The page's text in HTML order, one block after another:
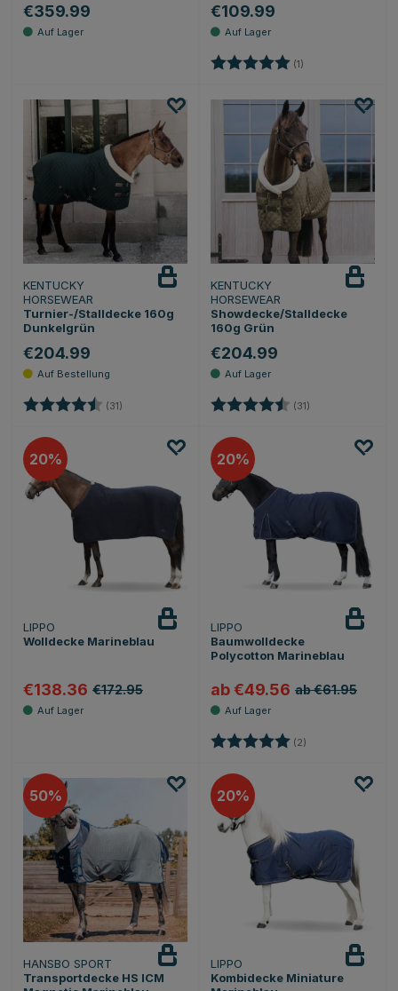
€359.99 €109.99
Bewertung: (1)
KENTUCKY
HORSEWEAR
Turnier-/Stalldecke 160g
Dunkelgrün
€204.99
Bewertung: (31) 4.9 von 5 Sternen
KENTUCKY
HORSEWEAR
Showdecke/Stalldecke
160g Grün
€204.99
Bewertung: (31)
20
LIPPO
Wolldecke Marineblau
€138.36 €172.95
20
LIPPO
Baumwolldecke
Polycotton Marineblau
ab €49.56 ab €61.95
Bewertung: (2)
50
HANSBO SPORT
Transportdecke HS ICM
20
LIPPO
Kombidecke Miniature